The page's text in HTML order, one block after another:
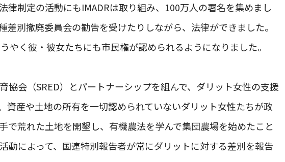
律制定の活動にもIMADRは取り組み、100万人の署名を集めまし
差別撤廃委員会の勧告を受けたりしながら、法律ができました。
やく彼・彼女たちにも市民権が認められるようになりました。
協会（SRED）とパートナーシップを組んで、ダリット女性の支援
資産や土地の所有を一切認められていないダリット女性たちが政
で荒れた土地を開墾し、有機農法を学んで集団農場を始めたこと
動によって、国連特別報告者が常にダリットに対する差別を報告